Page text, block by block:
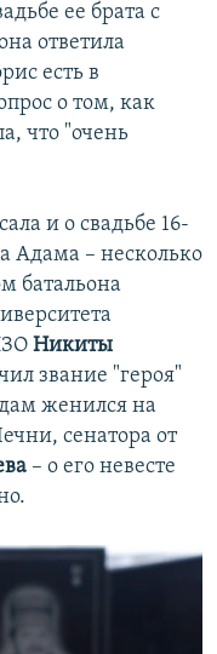
ее брата с
ответила
есть в
о том, как
что "очень
и о свадьбе 16-
Адама – несколько
батальона
Никиты
звание "героя"
женился на
сенатора от
– о его невесте